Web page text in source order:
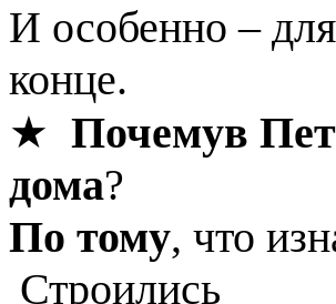
И особенно –
конце.
★ Почемув
дома?
По тому, что
Строились